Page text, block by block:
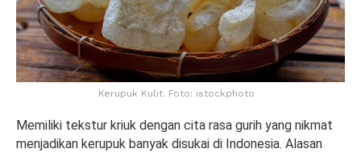
Kerupuk Kulit. Foto: istockphoto
Memiliki tekstur kriuk dengan cita rasa gurih yang nikmat
menjadikan kerupuk banyak disukai di Indonesia. Alasan